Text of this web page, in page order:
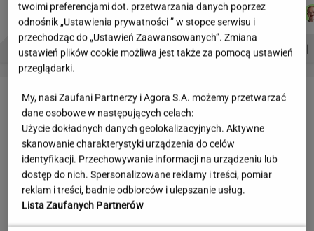
Autorzy:
JUSTYNA
BRYCZKOWSKA
ŁUKASZ
JACHIMIAK
MICHAŁ
KIEDROWSKI
PROBLEMY POLSKICH SIATKARZY ZNAK Z '30' WISŁAWA SZYMBORSKA
LETNIE OKAZJE
twoimi preferencjami dot. przetwarzania danych poprzez
odnośnik „Ustawienia prywatności ” w stopce serwisu i
przechodząc do „Ustawień Zaawansowanych”. Zmiana
ustawień plików cookie możliwa jest także za pomocą ustawień
przeglądarki.
My, nasi Zaufani Partnerzy i Agora S.A. możemy przetwarzać
dane osobowe w następujących celach:
Użycie dokładnych danych geolokalizacyjnych. Aktywne
skanowanie charakterystyki urządzenia do celów
identyfikacji. Przechowywanie informacji na urządzeniu lub
dostęp do nich. Spersonalizowane reklamy i treści, pomiar
reklam i treści, badnie odbiorców i ulepszanie usług.
Lista Zaufanych Partnerów